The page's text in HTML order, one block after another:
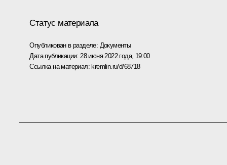
Статус материала
Опубликован в разделе: Документы
Дата публикации: 28 июня 2022 года, 19:00
Ссылка на материал: kremlin.ru/d/68718